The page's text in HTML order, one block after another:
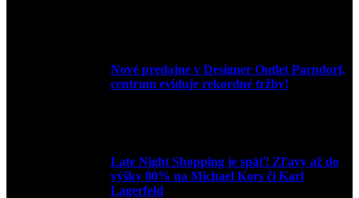
Nové predajne v Designer Outlet Parndorf,
centrum eviduje rekordné tržby!
Late Night Shopping je späť! Zľavy až do
výšky 80% na Michael Kors či Karl
Lagerfeld